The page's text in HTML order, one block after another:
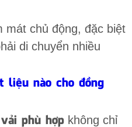
mát chủ động, đặc biệt
di chuyển nhiều
liệu nào cho đồng
phù hợpkhông chỉ